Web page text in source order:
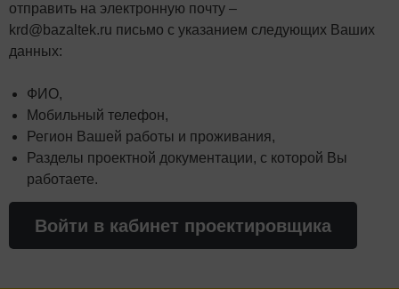
отправить на электронную почту –
krd@bazaltek.ru письмо с указанием следующих Ваших
данных:
ФИО,
Мобильный телефон,
Регион Вашей работы и проживания,
Разделы проектной документации, с которой Вы
работаете.
Войти в кабинет проектировщика